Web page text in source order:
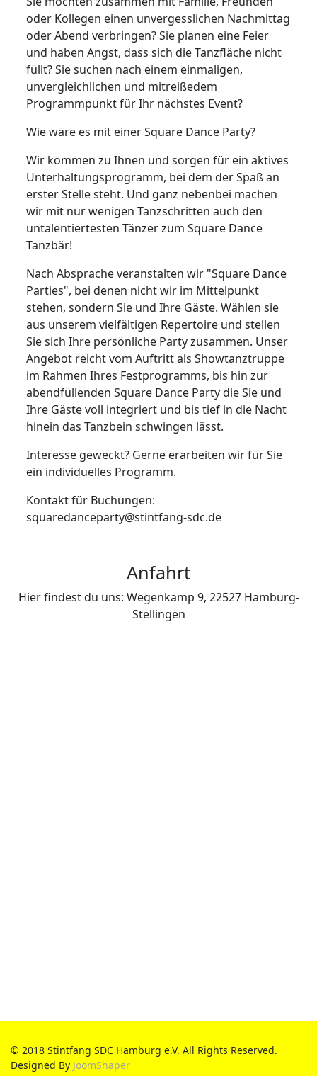
oder Kollegen einen unvergesslichen Nachmittag
oder Abend verbringen? Sie planen eine Feier
und haben Angst, dass sich die Tanzfläche nicht
füllt? Sie suchen nach einem einmaligen,
unvergleichlichen und mitreißedem
Programmpunkt für Ihr nächstes Event?
Wie wäre es mit einer Square Dance Party?
Wir kommen zu Ihnen und sorgen für ein aktives
Unterhaltungsprogramm, bei dem der Spaß an
erster Stelle steht. Und ganz nebenbei machen
wir mit nur wenigen Tanzschritten auch den
untalentiertesten Tänzer zum Square Dance
Tanzbär!
Nach Absprache veranstalten wir "Square Dance
Parties", bei denen nicht wir im Mittelpunkt
stehen, sondern Sie und Ihre Gäste. Wählen sie
aus unserem vielfältigen Repertoire und stellen
Sie sich Ihre persönliche Party zusammen. Unser
Angebot reicht vom Auftritt als Showtanztruppe
im Rahmen Ihres Festprogramms, bis hin zur
abendfüllenden Square Dance Party die Sie und
Ihre Gäste voll integriert und bis tief in die Nacht
hinein das Tanzbein schwingen lässt.
Interesse geweckt? Gerne erarbeiten wir für Sie
ein individuelles Programm.
Kontakt für Buchungen:
squaredanceparty@stintfang-sdc.de
Anfahrt
Hier findest du uns: Wegenkamp 9, 22527 Hamburg-
Stellingen
© 2018 Stintfang SDC Hamburg e.V. All Rights Reserved.
Designed By JoomShaper